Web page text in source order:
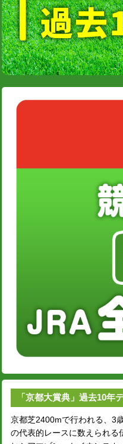
「京都大賞典」過去10年
京都芝2400mで行われる、3
の代表的レースに数えられる